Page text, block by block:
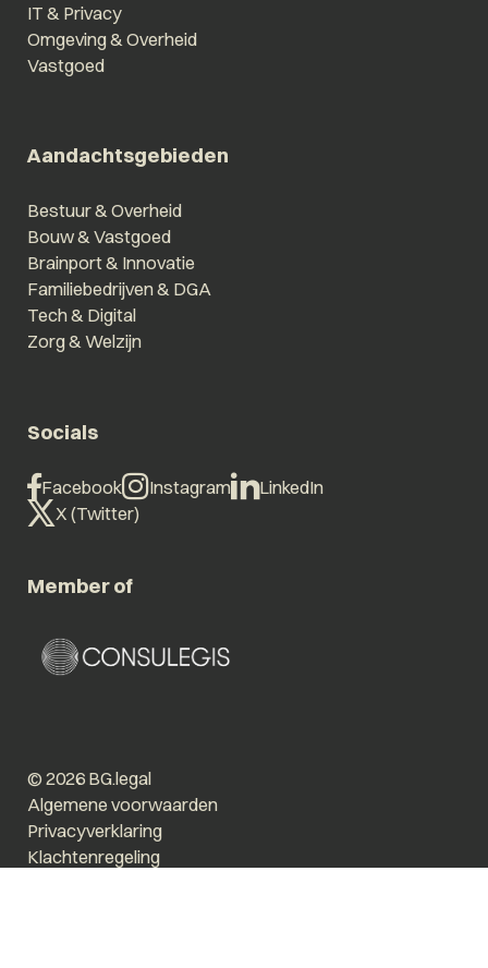
IT & Privacy
Omgeving & Overheid
Vastgoed
Aandachtsgebieden
Bestuur & Overheid
Bouw & Vastgoed
Brainport & Innovatie
Familiebedrijven & DGA
Tech & Digital
Zorg & Welzijn
Socials
Facebook Instagram
LinkedIn
X (Twitter)
Member of
© 2026 BG.legal
Algemene voorwaarden
Privacyverklaring
Klachtenregeling